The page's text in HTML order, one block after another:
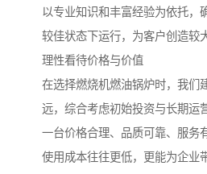
以专业知识和丰富经验为依托，
较佳状态下运行，为客户创造较
理性看待价格与价值
在选择燃烧机燃油锅炉时，我们
远，综合考虑初始投资与长期运
一台价格合理、品质可靠、服务
使用成本往往更低，更能为企业